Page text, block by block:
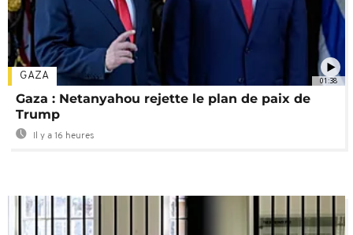
01:38
GAZA
Gaza : Netanyahou rejette le plan de paix de
Trump
Il y a 16 heures